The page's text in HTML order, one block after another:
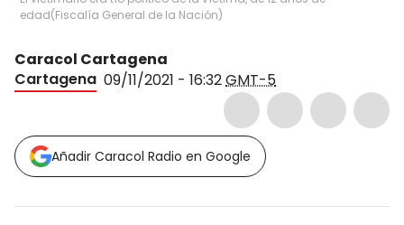
edad(Fiscalía General de la Nación)
Caracol Cartagena
Cartagena 09/11/2021 - 16:32GMT-5
Añadir Caracol Radio en Google